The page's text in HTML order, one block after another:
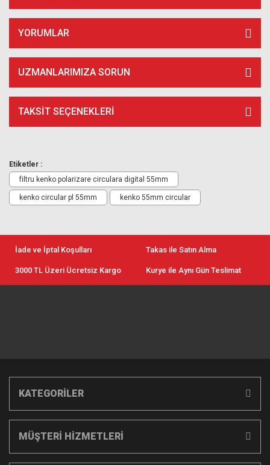
YORUMLAR
UZMANLARIMIZA SORUN
TAKSIT SEÇENEKLERI
Etiketler :
filtru kenko polarizare circulara digital 55mm
kenko circular pl 55mm kenko 55mm circular
İade ve İptal Koşulları Takas ile Satın Alma
3000 TL Üzeri Ücretsiz Kargo Kurye ile Aynı Gün Teslimat
KATEGORİLER
MÜŞTERİ HİZMETLERİ